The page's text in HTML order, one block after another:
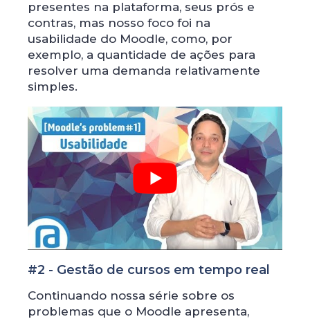
presentes na plataforma, seus prós e
contras, mas nosso foco foi na
usabilidade do Moodle, como, por
exemplo, a quantidade de ações para
resolver uma demanda relativamente
simples.
#2 - Gestão de cursos em tempo real
Continuando nossa série sobre os
problemas que o Moodle apresenta,